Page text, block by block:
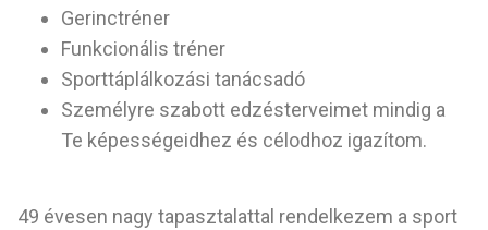
Gerinctréner
Funkcionális tréner
Sporttáplálkozási tanácsadó
Személyre szabott edzésterveimet mindig a
Te képességeidhez és célodhoz igazítom.
49 évesen nagy tapasztalattal rendelkezem a sport